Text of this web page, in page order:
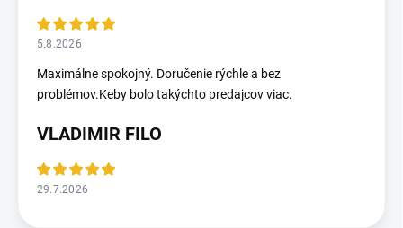
5.8.2026
Maximálne spokojný. Doručenie rýchle a bez
problémov.Keby bolo takýchto predajcov viac.
VLADIMIR FILO
29.7.2026